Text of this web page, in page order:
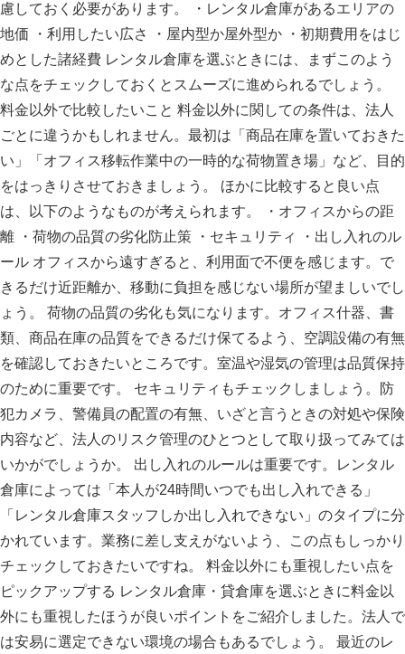
慮しておく必要があります。 ・レンタル倉庫があるエリアの
地価 ・利用したい広さ ・屋内型か屋外型か ・初期費用をはじ
めとした諸経費 レンタル倉庫を選ぶときには、まずこのよう
な点をチェックしておくとスムーズに進められるでしょう。
料金以外で比較したいこと 料金以外に関しての条件は、法人
ごとに違うかもしれません。最初は「商品在庫を置いておきた
い」「オフィス移転作業中の一時的な荷物置き場」など、目的
をはっきりさせておきましょう。 ほかに比較すると良い点
は、以下のようなものが考えられます。 ・オフィスからの距
離 ・荷物の品質の劣化防止策 ・セキュリティ ・出し入れのル
ール オフィスから遠すぎると、利用面で不便を感じます。で
きるだけ近距離か、移動に負担を感じない場所が望ましいでし
ょう。 荷物の品質の劣化も気になります。オフィス什器、書
類、商品在庫の品質をできるだけ保てるよう、空調設備の有無
を確認しておきたいところです。室温や湿気の管理は品質保持
のために重要です。 セキュリティもチェックしましょう。防
犯カメラ、警備員の配置の有無、いざと言うときの対処や保険
内容など、法人のリスク管理のひとつとして取り扱ってみては
いかがでしょうか。 出し入れのルールは重要です。レンタル
倉庫によっては「本人が24時間いつでも出し入れできる」
「レンタル倉庫スタッフしか出し入れできない」のタイプに分
かれています。業務に差し支えがないよう、この点もしっかり
チェックしておきたいですね。 料金以外にも重視したい点を
ピックアップする レンタル倉庫・貸倉庫を選ぶときに料金以
外にも重視したほうが良いポイントをご紹介しました。法人で
は安易に選定できない環境の場合もあるでしょう。 最近のレ